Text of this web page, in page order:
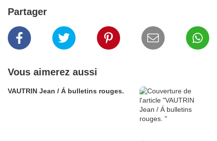
Partager
Vous aimerez aussi
VAUTRIN Jean / Á bulletins rouges.